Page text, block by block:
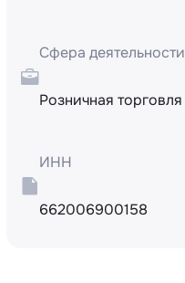
Сфера деятельности
Розничная торговля
ИНН
662006900158